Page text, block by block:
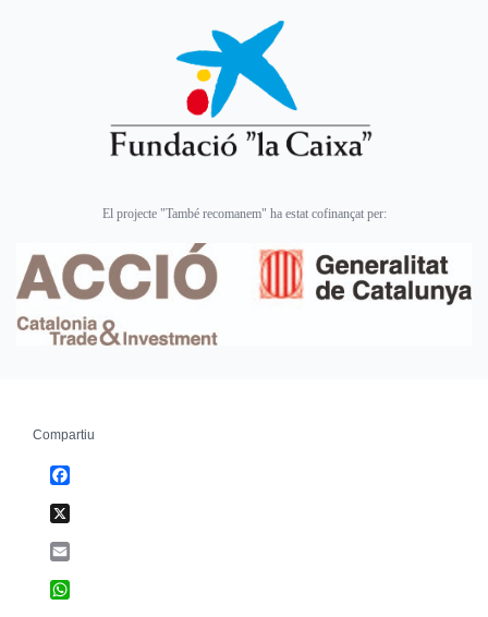
El projecte "També recomanem" ha estat cofinançat per:
Compartiu